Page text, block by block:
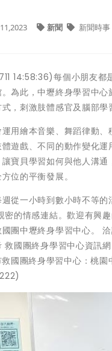
新聞 新聞時事
14:58:36)每個小朋友都
為此，中壢終身學習中
，刺激肢體感官及腦部
用繪本音樂、舞蹈律動
遊戲、不同的動作變化
寶貝學習如何與他人溝
位的平衡發展。
從一小時到數小時不等
密的情感連結。歡迎有興
國團中壢終身學習中心
國團終身學習中心資訊網
救國團終身學習中心：